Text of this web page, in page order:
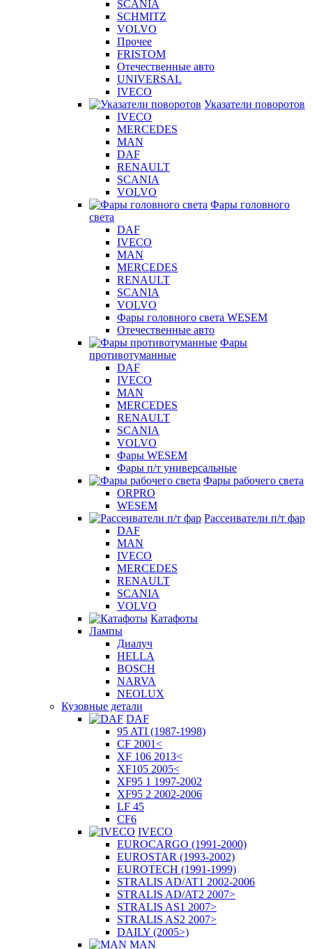
SCANIA
SCHMITZ
VOLVO
Прочее
FRISTOM
Отечественные авто
UNIVERSAL
IVECO
Указатели поворотов
IVECO
MERCEDES
MAN
DAF
RENAULT
SCANIA
VOLVO
Фары головного
света
DAF
IVECO
MAN
MERCEDES
RENAULT
SCANIA
VOLVO
Фары головного света WESEM
Отечественные авто
Фары
противотуманные
DAF
IVECO
MAN
MERCEDES
RENAULT
SCANIA
VOLVO
Фары WESEM
Фары п/т универсальные
Фары рабочего света
ORPRO
WESEM
Рассеиватели п/т фар
DAF
MAN
IVECO
MERCEDES
RENAULT
SCANIA
VOLVO
Катафоты
Лампы
Диалуч
HELLA
BOSCH
NARVA
NEOLUX
Кузовные детали
DAF
95 ATI (1987-1998)
CF 2001<
XF 106 2013<
XF105 2005<
XF95 1 1997-2002
XF95 2 2002-2006
LF 45
CF6
IVECO
EUROCARGO (1991-2000)
EUROSTAR (1993-2002)
EUROTECH (1991-1999)
STRALIS AD/AT1 2002-2006
STRALIS AD/AT2 2007>
STRALIS AS1 2007>
STRALIS AS2 2007>
DAILY (2005>)
MAN